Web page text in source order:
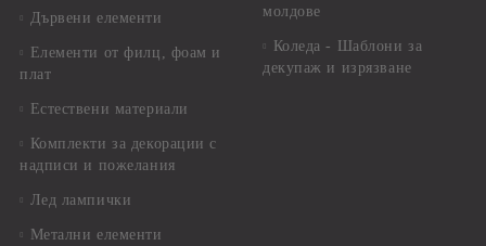
Дървени елементи
Елементи от филц, фоам и
плат
Естествени материали
Комплекти за декорации с
надписи и пожелания
Лед лампички
Метални елементи
молдове
Коледа - Шаблони за
декупаж и изрязване